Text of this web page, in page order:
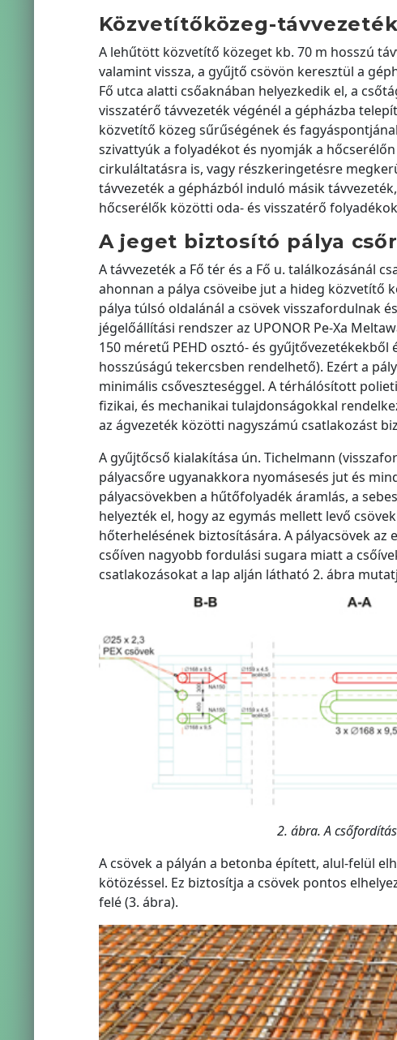
Közvetítőközeg-távvezeték
A lehűtött közvetítő közeget kb. 70 m hosszú
valamint vissza, a gyűjtő csövön keresztül a
Fő utca alatti csőaknában helyezkedik el, a
visszatérő távvezeték végénél a gépházba
közvetítő közeg sűrűségének és
szivattyúk a folyadékot és nyomják a
cirkuláltatásra is, vagy részkeringetésre
távvezeték a gépházból induló másik
hőcserélők közötti oda- és visszatérő
A jeget biztosító pálya
A távvezeték a Fő tér és a Fő u. találkozásánál
ahonnan a pálya csöveibe jut a hideg közvetítő
pálya túlsó oldalánál a csövek visszafordulnak
jégelőállítási rendszer az UPONOR Pe-Xa
150 méretű PEHD osztó- és gyűjtővezetékekből
hosszúságú tekercsben rendelhető). Ezért a
minimális csőveszteséggel. A térhálósított
fizikai, és mechanikai tulajdonságokkal
az ágvezeték közötti nagyszámú csatlakozást
A gyűjtőcső kialakítása ún. Tichelmann
pályacsőre ugyanakkora nyomásesés jut és
pályacsövekben a hűtőfolyadék áramlás, a
helyezték el, hogy az egymás mellett levő
hőterhelésének biztosítására. A pályacsövek
csőíven nagyobb fordulási sugara miatt a
csatlakozásokat a lap alján látható 2. ábra
2. ábra. A
A csövek a pályán a betonba épített, alul-felül
kötözéssel. Ez biztosítja a csövek pontos
felé (3. ábra).